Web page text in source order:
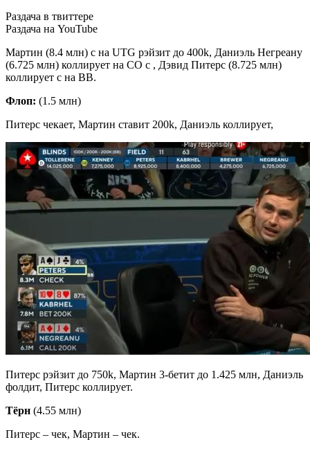
Раздача в твиттере
Раздача на YouTube
Мартин (8.4 млн) с на UTG рэйзит до 400k, Даниэль Негреану
(6.725 млн) коллирует на CO с , Дэвид Питерс (8.725 млн)
коллирует с на ВВ.
Флоп: (1.5 млн)
Питерс чекает, Мартин ставит 200k, Даниэль коллирует,
Питерс рэйзит до 750k, Мартин 3-бетит до 1.425 млн, Даниэль
фолдит, Питерс коллирует.
Тёрн (4.55 млн)
Питерс – чек, Мартин – чек.